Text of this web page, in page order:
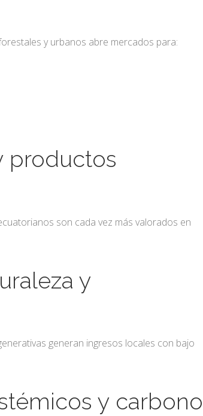
y urbanos abre mercados para:
productos
son cada vez más valorados en
y
generan ingresos locales con bajo
y carbono